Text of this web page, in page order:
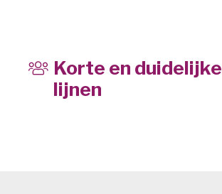
Korte en duidelijke
lijnen